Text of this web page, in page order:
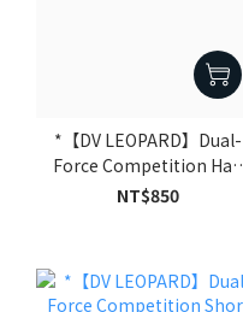
*【DV LEOPARD】Dual-
Force Competition Half
Sleeve Compression
NT$850